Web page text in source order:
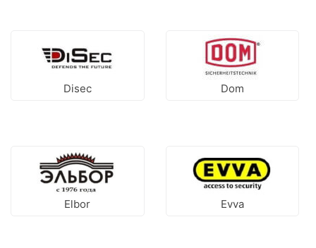
Disec Dom
Elbor Evva